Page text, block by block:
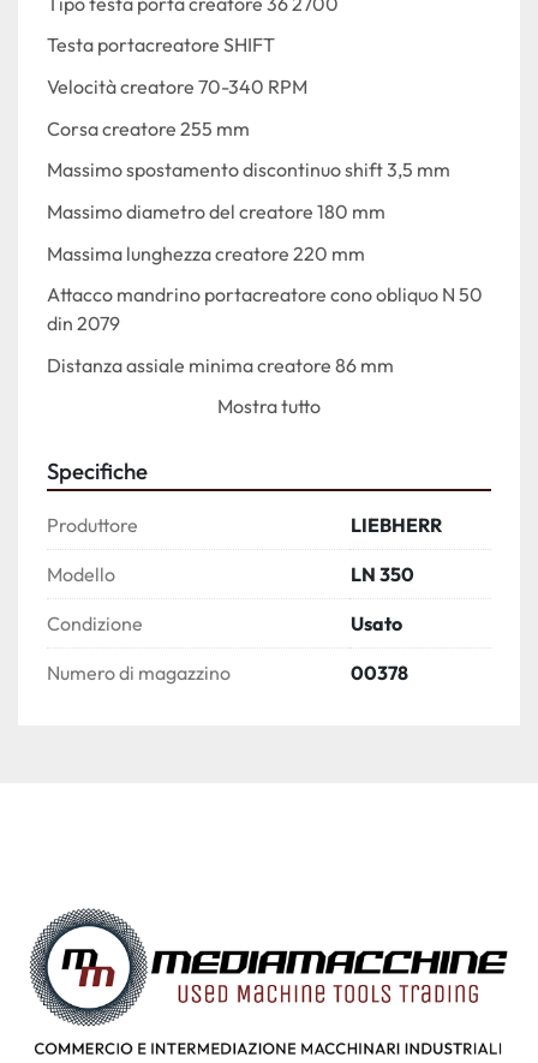
Testa portacreatore SHIFT
Velocità creatore 70-340 RPM
Corsa creatore 255 mm
Massimo spostamento discontinuo shift 3,5 mm
Massimo diametro del creatore 180 mm
Massima lunghezza creatore 220 mm
Attacco mandrino portacreatore cono obliquo N 50
din 2079
Distanza assiale minima creatore 86 mm
Massimo modulo fresabile 10
Foro tavola 90 mm
Peso macchinario 14 ton
Mostra tutto
Specifiche
Produttore LIEBHERR
Modello LN 350
Condizione Usato
Numero di magazzino 00378